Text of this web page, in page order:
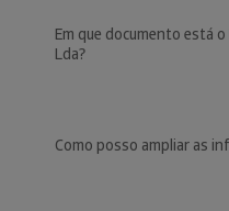
Em que documento está
Lda?
Como posso ampliar as